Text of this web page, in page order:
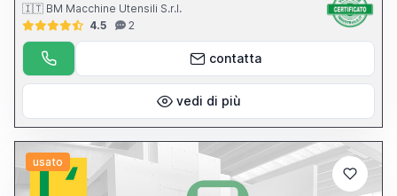
🇮🇹 BM Macchine Utensili S.r.l.
4.5
2
contatta
vedi di più
usato